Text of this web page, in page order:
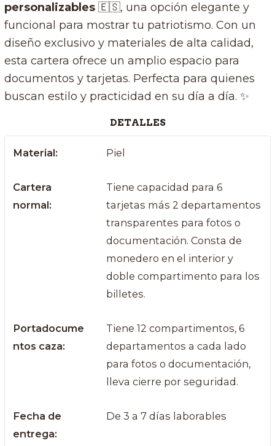
personalizables 🇪🇸, una opción elegante y
funcional para mostrar tu patriotismo. Con un
diseño exclusivo y materiales de alta calidad,
esta cartera ofrece un amplio espacio para
documentos y tarjetas. Perfecta para quienes
buscan estilo y practicidad en su día a día. ✨
DETALLES
Material: Piel
Cartera
normal:
Tiene capacidad para 6
tarjetas más 2 departamentos
transparentes para fotos o
documentación. Consta de
monedero en el interior y
doble compartimento para los
billetes.
Portadocume
ntos caza:
Tiene 12 compartimentos, 6
departamentos a cada lado
para fotos o documentación,
lleva cierre por seguridad.
Fecha de
entrega:
De 3 a 7 días laborables